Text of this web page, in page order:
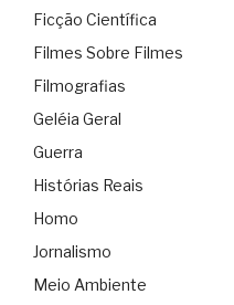
Ficção Científica
Filmes Sobre Filmes
Filmografias
Geléia Geral
Guerra
Histórias Reais
Homo
Jornalismo
Meio Ambiente